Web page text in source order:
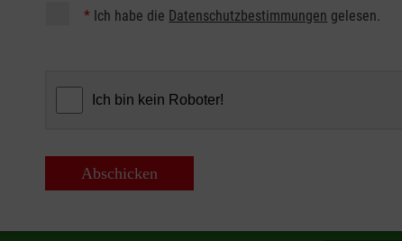
* Ich habe die Datenschutzbestimmungen gelesen.
Abschicken